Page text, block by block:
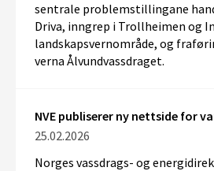
sentrale problemstillingane
Driva, inngrep i Trollheimen og
landskapsvernområde, og
verna Ålvundvassdraget.
NVE publiserer ny nettside for
25.02.2026
Norges vassdrags- og